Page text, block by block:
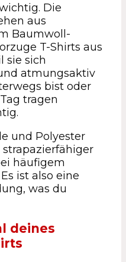
Die
aus
Baumwoll-
T-Shirts aus
sie sich
atmungsaktiv
bist oder
tragen
und Polyester
häufigem
ist also eine
was du
deines